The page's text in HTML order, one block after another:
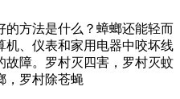
的方法是什么？蟑螂还能轻而
机、仪表和家用电器中咬坏线
故障。罗村灭四害，罗村灭蚊
，罗村除苍蝇